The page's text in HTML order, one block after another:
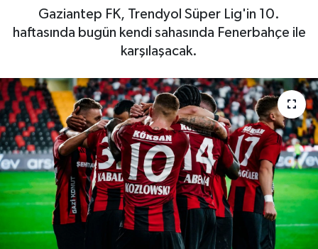
Gaziantep FK, Trendyol Süper Lig'in 10.
haftasında bugün kendi sahasında Fenerbahçe ile
karşılaşacak.
Gündem
Kültür Sanat
Magazin
Müzik
Piyasa
Resmi İlanlar
Son Dakika Haberleri